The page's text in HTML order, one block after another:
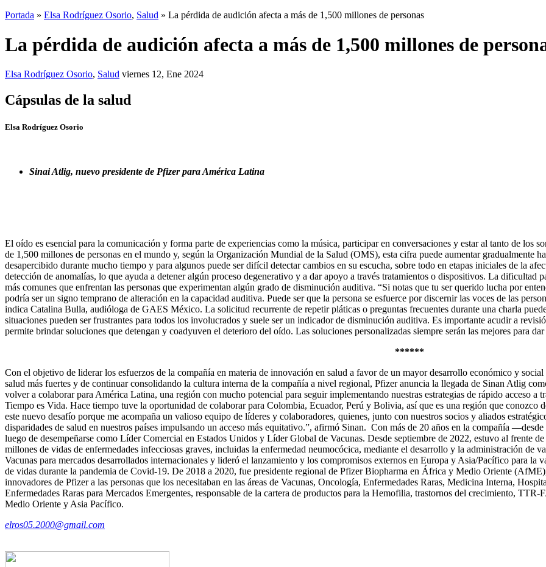
Portada » Elsa Rodríguez Osorio, Salud » La pérdida de audición afecta a más de 1,500 millones de personas
La pérdida de audición afecta a más de 1,500 millones de
Elsa Rodríguez Osorio, Salud viernes 12, Ene 2024
Cápsulas de la salud
Elsa Rodríguez Osorio
Sinai Atlig, nuevo presidente de Pfizer para América Latina
El oído es esencial para la comunicación y forma parte de experiencias como la música, participar en conversaciones y estar al tanto de los
de 1,500 millones de personas en el mundo y, según la Organización Mundial de la Salud (OMS), esta cifra puede aumentar gradualmente
desapercibido durante mucho tiempo y para algunos puede ser difícil detectar cambios en su escucha, sobre todo en etapas iniciales de la
detección de anomalías, lo que ayuda a detener algún proceso degenerativo y a dar apoyo a través tratamientos o dispositivos. La dificultad
más comunes que enfrentan las personas que experimentan algún grado de disminución auditiva. “Si notas que tu ser querido lucha por
podría ser un signo temprano de alteración en la capacidad auditiva. Puede ser que la persona se esfuerce por discernir las voces de las
indica Catalina Bulla, audióloga de GAES México. La solicitud recurrente de repetir pláticas o preguntas frecuentes durante una charla
situaciones pueden ser frustrantes para todos los involucrados y suele ser un indicador de disminución auditiva. Es importante acudir a
permite brindar soluciones que detengan y coadyuven el deterioro del oído. Las soluciones personalizadas siempre serán las mejores para
******
Con el objetivo de liderar los esfuerzos de la compañía en materia de innovación en salud a favor de un mayor desarrollo económico y
salud más fuertes y de continuar consolidando la cultura interna de la compañía a nivel regional, Pfizer anuncia la llegada de Sinan Atlig
volver a colaborar para América Latina, una región con mucho potencial para seguir implementando nuestras estrategias de rápido acceso a
Tiempo es Vida. Hace tiempo tuve la oportunidad de colaborar para Colombia, Ecuador, Perú y Bolivia, así que es una región que conozco
este nuevo desafío porque me acompaña un valioso equipo de líderes y colaboradores, quienes, junto con nuestros socios y aliados
disparidades de salud en nuestros países impulsando un acceso más equitativo.”, afirmó Sinan. Con más de 20 años en la compañía
luego de desempeñarse como Líder Comercial en Estados Unidos y Líder Global de Vacunas. Desde septiembre de 2022, estuvo al frente
millones de vidas de enfermedades infecciosas graves, incluidas la enfermedad neumocócica, mediante el desarrollo y la administración de
Vacunas para mercados desarrollados internacionales y lideró el lanzamiento y los compromisos externos en Europa y Asia/Pacífico para
de vidas durante la pandemia de Covid-19. De 2018 a 2020, fue presidente regional de Pfizer Biopharma en África y Medio Oriente
innovadores de Pfizer a las personas que los necesitaban en las áreas de Vacunas, Oncología, Enfermedades Raras, Medicina Interna,
Enfermedades Raras para Mercados Emergentes, responsable de la cartera de productos para la Hemofilia, trastornos del crecimiento,
Medio Oriente y Asia Pacífico.
elros05.2000@gmail.com